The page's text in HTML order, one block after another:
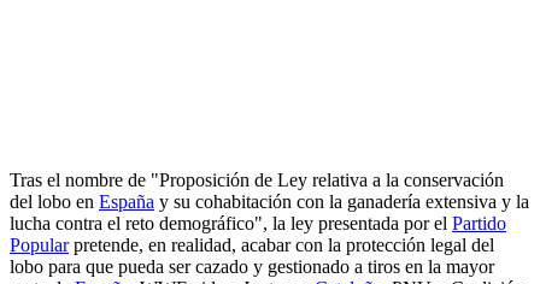
Tras el nombre de "Proposición de Ley relativa a la conservación
del lobo en España y su cohabitación con la ganadería extensiva y la
lucha contra el reto demográfico", la ley presentada por el Partido
Popularpretende, en realidad, acabar con la protección legal del
lobo para que pueda ser cazado y gestionado a tiros en la mayor